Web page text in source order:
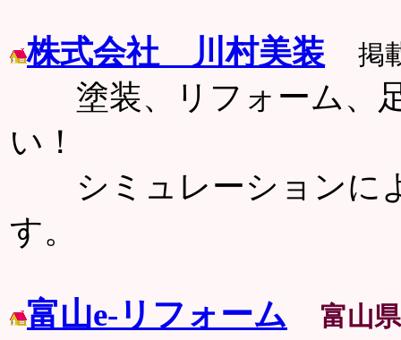
株式会社 川村美装 掲
塗装、リフォーム、足
い！
シミュレーションによ
す。
富山e-リフォーム 富山